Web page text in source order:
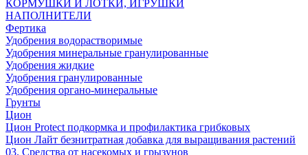
КОРМУШКИ И ЛОТКИ, ИГРУШКИ
НАПОЛНИТЕЛИ
Фертика
Удобрения водорастворимые
Удобрения минеральные гранулированные
Удобрения жидкие
Удобрения гранулированные
Удобрения органо-минеральные
Грунты
Цион
Цион Protect подкормка и профилактика грибковых
Цион Лайт безнитратная добавка для выращивания растений
03. Средства от насекомых и грызунов